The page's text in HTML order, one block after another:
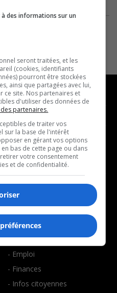
MUSIQUE
- Décompte franco
- Joué récemment
BALADOS
- Art de vivre
- Bien-être
- Emploi
- Finances
- Infos citoyennes
des informations sur un
seront traitées, et les
(cookies, identifiants
pourront être stockées
ainsi que partagées avec lui,
ce site. Nos partenaires et
d'utiliser des données de
partenaires.
de traiter vos
sur la base de l'intérêt
en gérant vos options
bas de cette page ou dans
votre consentement
et de confidentialité.